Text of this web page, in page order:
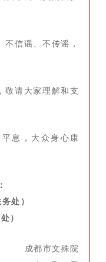
信谣、不传谣，
敬请大家理解和支
息，大众身心康
处）
）
成都市文殊院